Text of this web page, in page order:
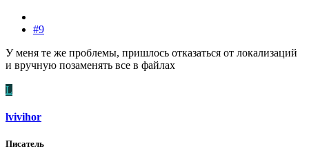
#9
У меня те же проблемы, пришлось отказаться от локализаций
и вручную позаменять все в файлах
L
lvivihor
Писатель